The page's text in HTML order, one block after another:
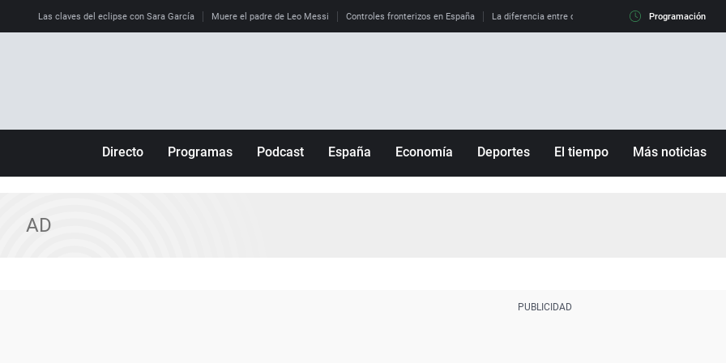
Las claves del eclipse con Sara García Muere el padre de Leo Messi Controles fronterizos en España La diferencia entre observar el eclipse al 99% y al 100%
Programación
Directo Programas Podcast España Economía Deportes El tiempo Más noticias
AD